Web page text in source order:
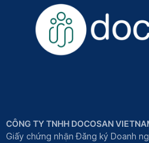
CÔNG TY TNHH DOCOSAN
Giấy chứng nhận Đăng ký Doanh